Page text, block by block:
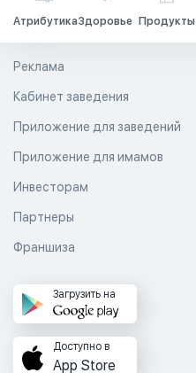
АтрибутикаЗдоровье Продукты
Реклама
Кабинет заведения
Приложение для заведений
Приложение для имамов
Инвесторам
Партнеры
Франшиза
Загрузить на
Доступно в
App Store